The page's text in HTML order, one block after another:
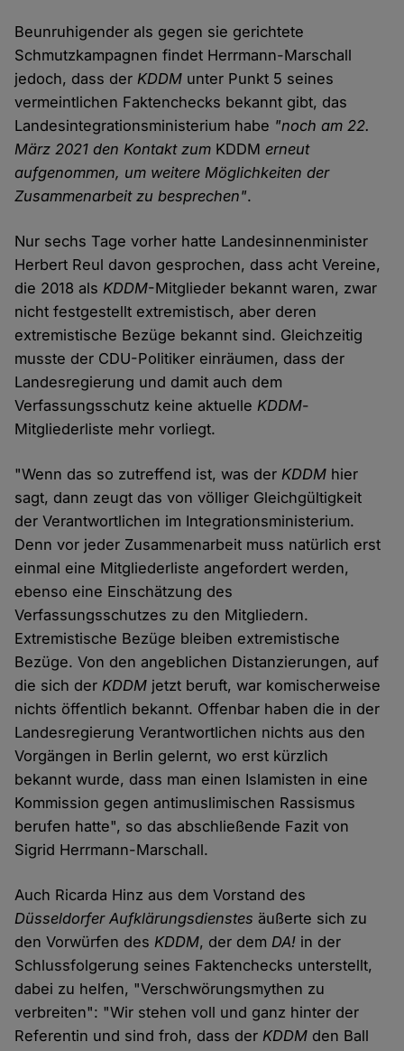
Beunruhigender als gegen sie gerichtete
Schmutzkampagnen findet Herrmann-Marschall
jedoch, dass derKDDM unter Punkt 5 seines
vermeintlichen Faktenchecks bekannt gibt, das
Landesintegrationsministerium habe "noch am 22.
März 2021 den Kontakt zum KDDM erneut
aufgenommen, um weitere Möglichkeiten der
Zusammenarbeit zu besprechen".
Nur sechs Tage vorher hatte Landesinnenminister
Herbert Reul davon gesprochen, dass acht Vereine,
die 2018 alsKDDM-Mitglieder bekannt waren, zwar
nicht festgestellt extremistisch, aber deren
extremistische Bezüge bekannt sind. Gleichzeitig
musste der CDU-Politiker einräumen, dass der
Landesregierung und damit auch dem
Verfassungsschutz keine aktuelle KDDM-
Mitgliederliste mehr vorliegt.
"Wenn das so zutreffend ist, was derKDDM hier
sagt, dann zeugt das von völliger Gleichgültigkeit
der Verantwortlichen im Integrationsministerium.
Denn vor jeder Zusammenarbeit muss natürlich erst
einmal eine Mitgliederliste angefordert werden,
ebenso eine Einschätzung des
Verfassungsschutzes zu den Mitgliedern.
Extremistische Bezüge bleiben extremistische
Bezüge. Von den angeblichen Distanzierungen, auf
die sich derKDDM jetzt beruft, war komischerweise
nichts öffentlich bekannt. Offenbar haben die in der
Landesregierung Verantwortlichen nichts aus den
Vorgängen in Berlin gelernt, wo erst kürzlich
bekannt wurde, dass man einen Islamisten in eine
Kommission gegen antimuslimischen Rassismus
berufen hatte", so das abschließende Fazit von
Sigrid Herrmann-Marschall.
Auch Ricarda Hinz aus dem Vorstand des
Düsseldorfer Aufklärungsdienstes äußerte sich zu
den Vorwürfen desKDDM, der demDA! in der
Schlussfolgerung seines Faktenchecks unterstellt,
dabei zu helfen, "Verschwörungsmythen zu
verbreiten": "Wir stehen voll und ganz hinter der
Referentin und sind froh, dass derKDDM den Ball